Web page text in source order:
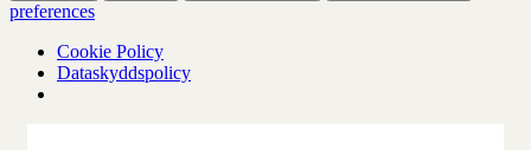
preferences
Cookie Policy
Dataskyddspolicy